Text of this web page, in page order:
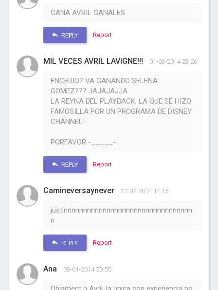
GANA AVRIL GANALES
REPLY Report
MIL VECES AVRIL LAVIGNE!!! 01-03-2014 23:26
ENCERIO? VA GANANDO SELENA
GOMEZ??? JAJAJAJJA
LA REYNA DEL PLAYBACK, LA QUE SE HIZO
FAMOSILLA POR UN PROGRAMA DE DISNEY
CHANNEL!
PORFAVOR -_____-
REPLY Report
Camineversaynever 22-02-2014 11:15
justinnnnnnnnnnnnnnnnnnnnnnnnnnnnnnnnn
n
REPLY Report
Ana 03-01-2014 20:55